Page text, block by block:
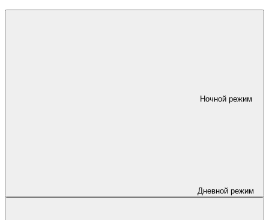
Ночной режим
Дневной режим